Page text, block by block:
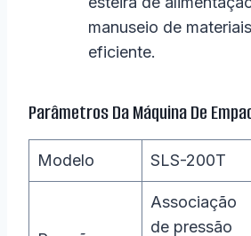
manuseio de
eficiente.
Parâmetros Da Máquina De
Modelo SLS-200T
Associação
de pressão